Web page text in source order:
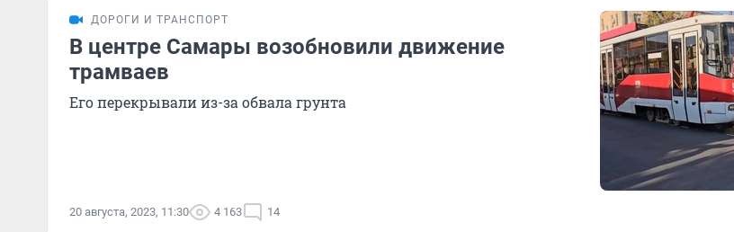
ДОРОГИ И ТРАНСПОРТ
В центре Самары возобновили движение
трамваев
Его перекрывали из-за обвала грунта
20 августа, 2023, 11:30 4 163 14